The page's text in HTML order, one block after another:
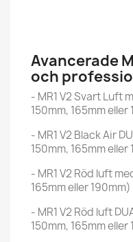
Avancerade
och
- MR1 V2 Svart Luft
150mm, 165mm eller
- MR1 V2 Black Air
150mm, 165mm eller
- MR1 V2 Röd luft
165mm eller 190mm)
- MR1 V2 Röd luft
150mm, 165mm eller